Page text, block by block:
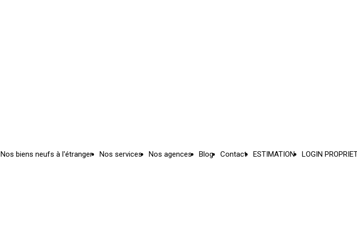
Nos biens neufs à l'étranger Nos services Nos agences Blog Contact ESTIMATION
LOGIN